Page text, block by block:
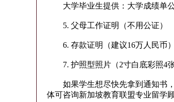
大学毕业生提供：大学成绩单公
5. 父母工作证明（不用公证）
6. 存款证明（建议16万人民币）
7. 护照型照片（2寸白底彩照4张
如果学生想尽快先拿到通知书，
体可咨询新加坡教育联盟专业留学顾